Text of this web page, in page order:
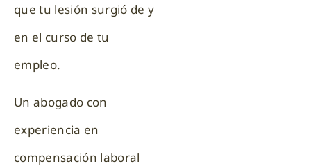
que tu lesión surgió de y
en el curso de tu
empleo.
Un abogado con
experiencia en
compensación laboral